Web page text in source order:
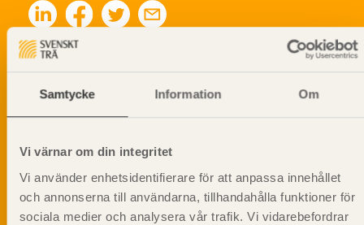
Samtycke Information Om
Vi värnar om din integritet
Vi använder enhetsidentifierare för att anpassa innehållet
och annonserna till användarna, tillhandahålla funktioner för
sociala medier och analysera vår trafik. Vi vidarebefordrar
informationsutskick!